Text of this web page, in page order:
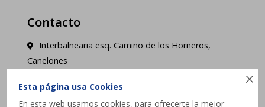

Esta página usa Cookies
En esta web usamos cookies, para ofrecerte la mejor
Contacto
Interbalnearia esq. Camino de los Horneros,
Canelones
contacto@jysk.uy